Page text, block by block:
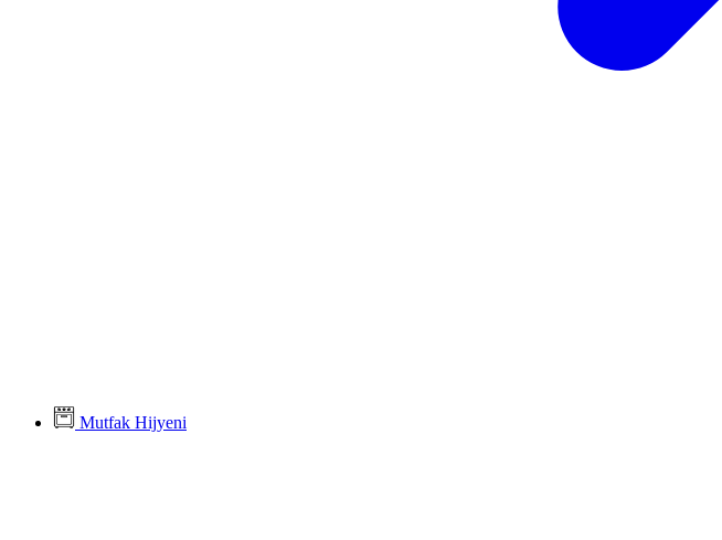
Mutfak Hijyeni